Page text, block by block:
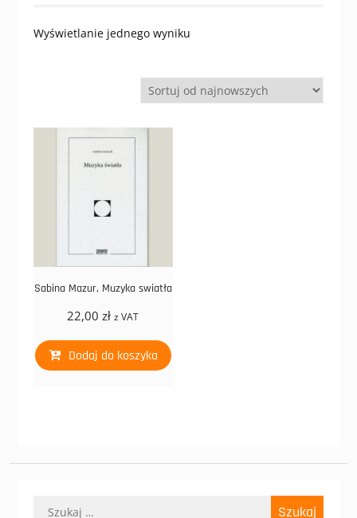
Wyświetlanie jednego wyniku
Sabina Mazur, Muzyka swiatła
22,00zł z VAT
Dodaj do koszyka